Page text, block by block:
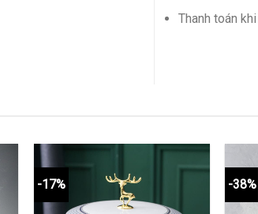
Thanh toán
-17% -38%